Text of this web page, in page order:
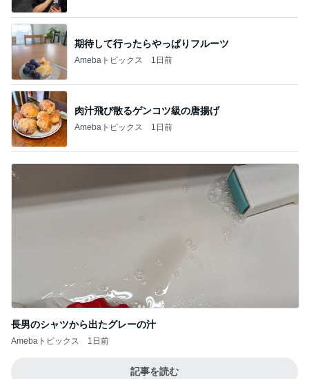
期待して行ったらやっぱりフルーツ
Amebaトピックス 1日前
肉汁飛び散るゲンコツ級の唐揚げ
Amebaトピックス 1日前
長男のシャツから出たグレーの汁
Amebaトピックス 1日前
記事を読む